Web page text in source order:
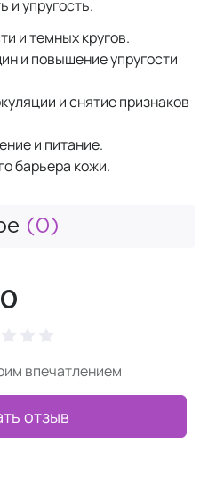
и упругость.
и темных кругов.
и повышение упругости
и снятие признаков
и питание.
барьера кожи.
(0)
0
впечатлением
отзыв